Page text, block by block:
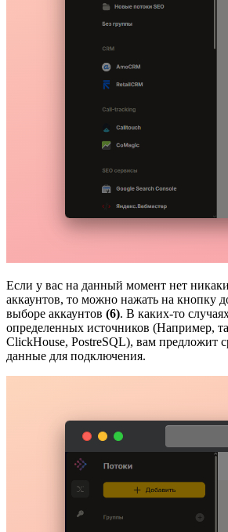
Если у вас на данный момент нет
аккаунтов, то можно нажать на кнопку
выборе аккаунтов (6). В каких-то
определенных источников (Например,
ClickHouse, PostreSQL), вам предложит
данные для подключения.